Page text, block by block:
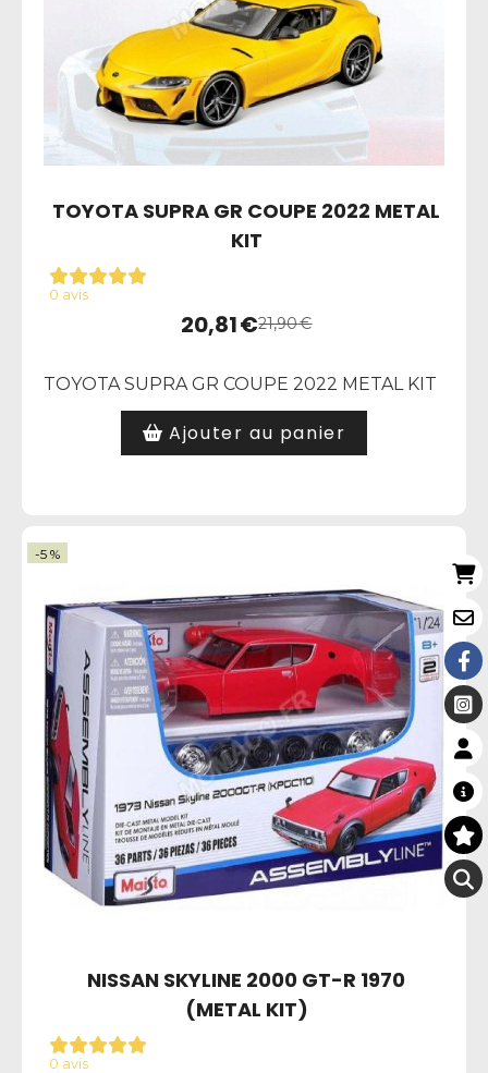
TOYOTA SUPRA GR COUPE 2022 METAL
KIT
0 avis
20,81€21,90€
TOYOTA SUPRA GR COUPE 2022 METAL KIT
Ajouter au panier
-5 %
NISSAN SKYLINE 2000 GT-R 1970
(METAL KIT)
0 avis